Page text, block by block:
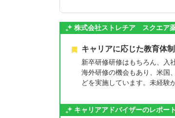
株式会社ストレチア スクエア
キャリアに応じた教育体
新卒研修研修はもちろん、入
海外研修の機会もあり、米国
どを実施しています。未経験
キャリアアドバイザーのレポート